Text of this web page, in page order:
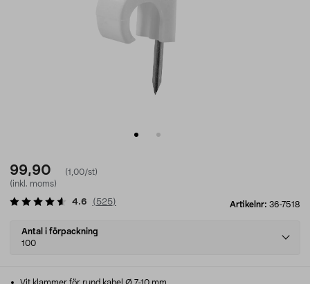
99,90
(1,00/st)
(inkl. moms)
Artikelnr: 36-7518
4.6 ( 525)
Select
variant
Antal i förpackning
100